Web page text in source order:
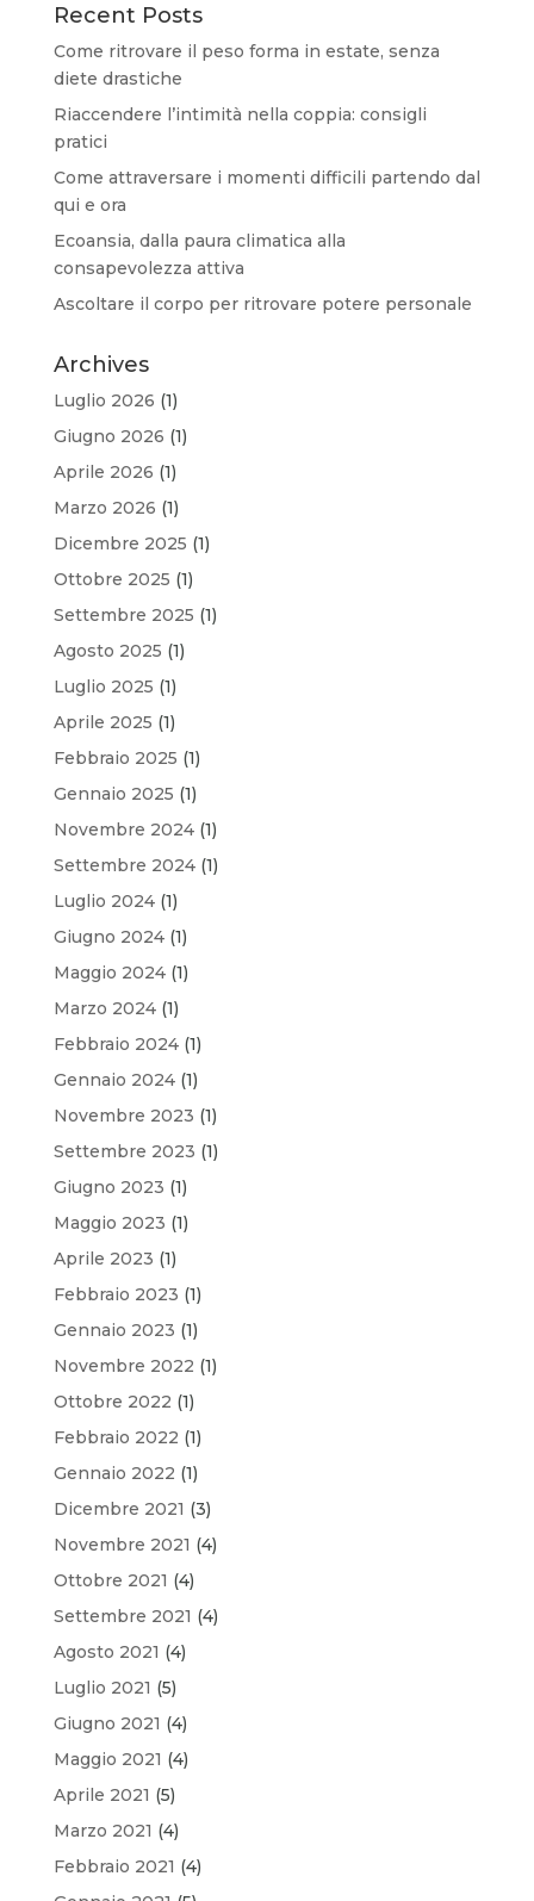
Recent Posts
Come ritrovare il peso forma in estate, senza
diete drastiche
Riaccendere l’intimità nella coppia: consigli
pratici
Come attraversare i momenti difficili partendo dal
qui e ora
Ecoansia, dalla paura climatica alla
consapevolezza attiva
Ascoltare il corpo per ritrovare potere personale
Archives
Luglio 2026 (1)
Giugno 2026 (1)
Aprile 2026 (1)
Marzo 2026 (1)
Dicembre 2025 (1)
Ottobre 2025 (1)
Settembre 2025 (1)
Agosto 2025 (1)
Luglio 2025 (1)
Aprile 2025 (1)
Febbraio 2025 (1)
Gennaio 2025 (1)
Novembre 2024(1)
Settembre 2024(1)
Luglio 2024(1)
Giugno 2024(1)
Maggio 2024(1)
Marzo 2024(1)
Febbraio 2024(1)
Gennaio 2024(1)
Novembre 2023 (1)
Settembre 2023 (1)
Giugno 2023 (1)
Maggio 2023 (1)
Aprile 2023 (1)
Febbraio 2023 (1)
Gennaio 2023 (1)
Novembre 2022 (1)
Ottobre 2022 (1)
Febbraio 2022 (1)
Gennaio 2022 (1)
Dicembre 2021 (3)
Novembre 2021 (4)
Ottobre 2021 (4)
Settembre 2021 (4)
Agosto 2021 (4)
Luglio 2021 (5)
Giugno 2021 (4)
Maggio 2021 (4)
Aprile 2021 (5)
Marzo 2021 (4)
Febbraio 2021 (4)